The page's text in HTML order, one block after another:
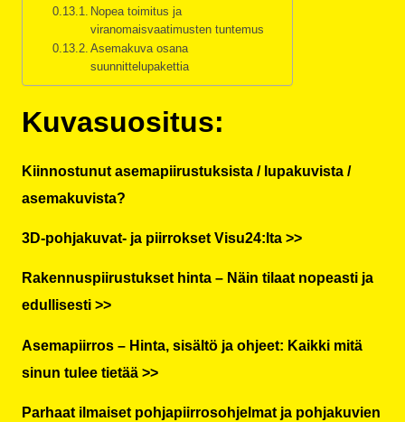
Nopea toimitus ja
viranomaisvaatimusten tuntemus
Asemakuva osana
suunnittelupakettia
Kuvasuositus:
Kiinnostunut asemapiirustuksista / lupakuvista /
asemakuvista?
3D-pohjakuvat- ja piirrokset Visu24:lta >>
Rakennuspiirustukset hinta – Näin tilaat nopeasti ja
edullisesti >>
Asemapiirros – Hinta, sisältö ja ohjeet: Kaikki mitä
sinun tulee tietää >>
Parhaat ilmaiset pohjapiirrosohjelmat ja pohjakuvien